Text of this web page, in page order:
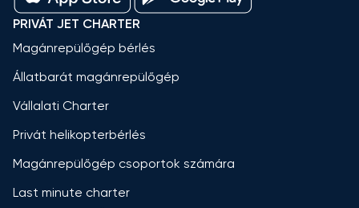
PRIVÁT JET CHARTER
Magánrepülőgép bérlés
Állatbarát magánrepülőgép
Vállalati Charter
Privát helikopterbérlés
Magánrepülőgép csoportok számára
Last minute charter